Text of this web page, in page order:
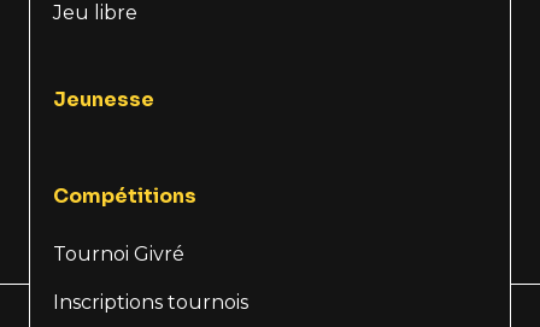
Jeu libre
Jeunesse
Compétitions
Tournoi Givré
Inscriptions tournois